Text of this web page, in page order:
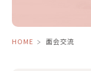
HOME ＞ 面会交流